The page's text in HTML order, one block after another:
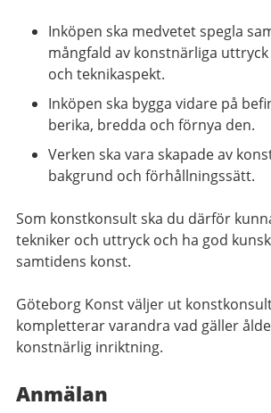
Inköpen ska medvetet spegla
mångfald av konstnärliga
och teknikaspekt.
Inköpen ska bygga vidare på
berika, bredda och förnya den.
Verken ska vara skapade av
bakgrund och förhållningssätt.
Som konstkonsult ska du därför
tekniker och uttryck och ha god
samtidens konst.
Göteborg Konst väljer ut
kompletterar varandra vad gäller
konstnärlig inriktning.
Anmälan